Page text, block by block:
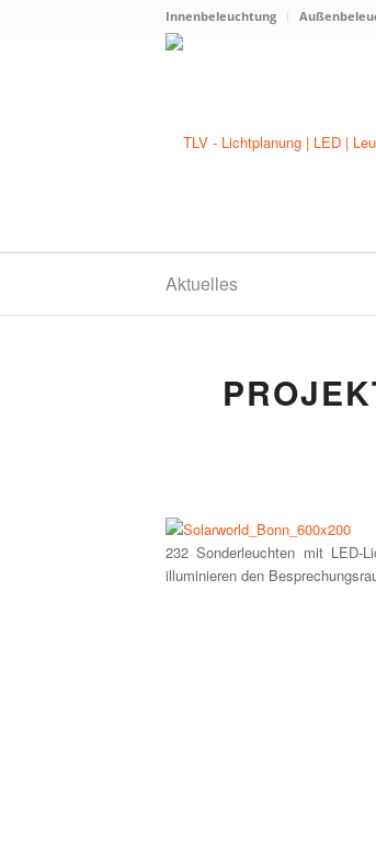
Innenbeleuchtung
Aktuelles
232 Sonderleuchten mit LED-
illuminieren den